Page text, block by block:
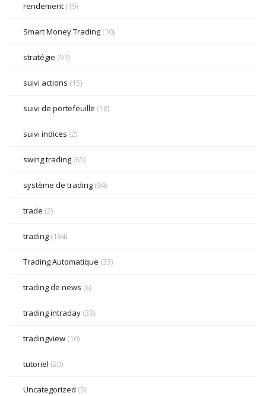
rendement (19)
Smart Money Trading (10)
stratégie (91)
suivi actions (15)
suivi de portefeuille (18)
suivi indices (2)
swing trading (65)
système de trading (94)
trade (2)
trading (184)
Trading Automatique (33)
trading de news (6)
trading intraday (33)
tradingview (10)
tutoriel (20)
Uncategorized (5)